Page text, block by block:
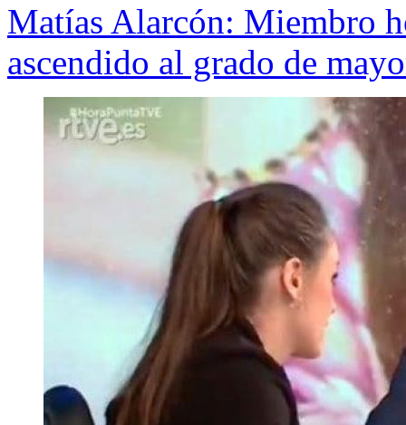
Matías Alarcón: Miembro
ascendido al grado de